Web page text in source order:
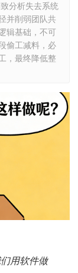
分析失去系统
并削弱团队共
辑基础，不可
偷工减料，必
，最终降低整
用软件做